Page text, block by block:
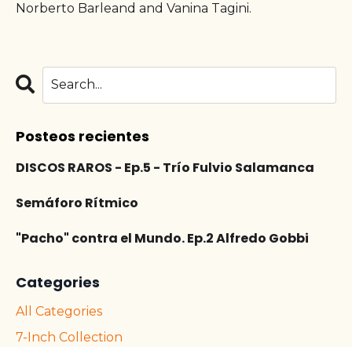
Norberto Barleand and Vanina Tagini.
Posteos recientes
DISCOS RAROS - Ep.5 - Trío Fulvio Salamanca
Semáforo Rítmico
"Pacho" contra el Mundo. Ep.2 Alfredo Gobbi
Categories
All Categories
7-Inch Collection